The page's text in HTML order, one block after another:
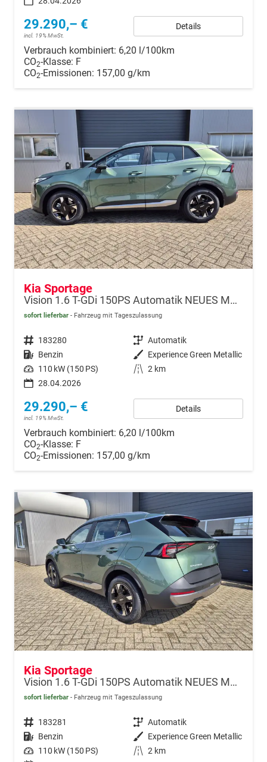
29.290,– €
incl. 19% MwSt.
Details
Verbrauch kombiniert: 6,20 l/100km
CO2-Klasse: F
CO2-Emissionen: 157,00 g/km
Kia Sportage
Vision 1.6 T-GDi 150PS Automatik NEUES MODELL MY26 FACELIFT Sitzheizung Lenkradheizung Klimaautomatik Navi Bluetooth Touchscreen Apple CarPlay Android Auto PDC v+h 17"LM Rückf.Kamera ACC 2x Keyless
sofort lieferbar Fahrzeug mit Tageszulassung
Fahrzeugnr. 183280 Getriebe Automatik
Kraftstoff Benzin Außenfarbe Experience Green Metallic
Leistung 110 kW (150 PS) Kilometerstand 2 km
28.04.2026
29.290,– €
incl. 19% MwSt.
Details
Verbrauch kombiniert: 6,20 l/100km
CO2-Klasse: F
CO2-Emissionen: 157,00 g/km
Kia Sportage
Vision 1.6 T-GDi 150PS Automatik NEUES MODELL MY26 FACELIFT Sitzheizung Lenkradheizung Klimaautomatik Navi Bluetooth Touchscreen Apple CarPlay Android Auto PDC v+h 17"LM Rückf.Kamera ACC 2x Keyless
sofort lieferbar Fahrzeug mit Tageszulassung
Fahrzeugnr. 183281 Getriebe Automatik
Kraftstoff Benzin Außenfarbe Experience Green Metallic
Leistung 110 kW (150 PS) Kilometerstand 2 km